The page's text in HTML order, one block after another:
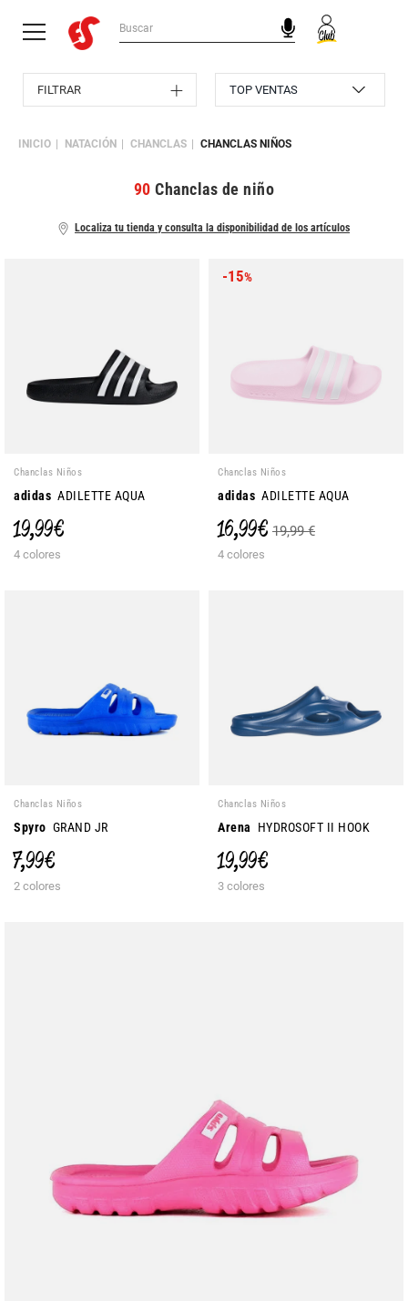
INICIO NATACIÓN CHANCLAS CHANCLAS NIÑOS
Localiza tu tienda y consulta la disponibilidad de los artículos
90 Chanclas de niño
Chanclas Niños
adidas ADILETTE AQUA
19,99 €
4 colores
-15%
Chanclas Niños
adidas ADILETTE AQUA
16,99 € 19,99 €
4 colores
Chanclas Niños
Spyro GRAND JR
7,99 €
2 colores
Chanclas Niños
Arena HYDROSOFT II HOOK
19,99 €
3 colores
FILTRAR